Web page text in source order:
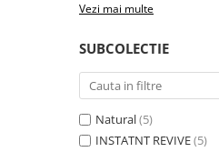
Vezi mai multe
SUBCOLECTIE
Natural(5)
INSTATNT REVIVE(5)